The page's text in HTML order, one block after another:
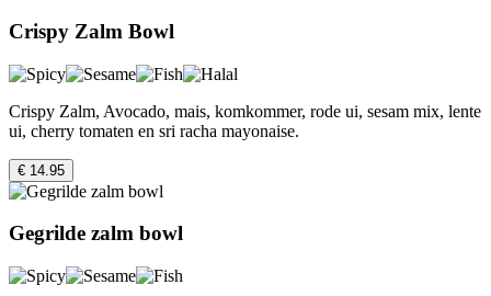
Crispy Zalm Bowl
Crispy Zalm, Avocado, mais, komkommer, rode ui, sesam mix, lente
ui, cherry tomaten en sri racha mayonaise.
€ 14.95
Gegrilde zalm bowl